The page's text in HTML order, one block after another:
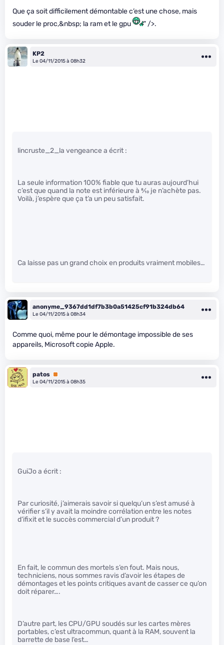
Que ça soit difficilement démontable c’est une chose, mais
souder le proc,&nbsp; la ram et le gpu
" />.
KP2
Le 04/11/2015 à 08h32
lincruste_2_la vengeance a écrit :
La seule information 100% fiable que tu auras aujourd’hui
c’est que quand la note est inférieure à 8⁄10 je n’achète pas.
Voilà, j’espère que ça t’a un peu satisfait.
Ca laisse pas un grand choix en produits vraiment mobiles…
anonyme_9367dd1df7b3b0a51425cf91b324db64
Le 04/11/2015 à 08h34
Comme quoi, même pour le démontage impossible de ses
appareils, Microsoft copie Apple.
patos Premium
Le 04/11/2015 à 08h35
GuiJo a écrit :
Par curiosité, j’aimerais savoir si quelqu’un s’est amusé à
vérifier s’il y avait la moindre corrélation entre les notes
d’ifixit et le succès commercial d’un produit ?
En fait, le commun des mortels s’en fout. Mais nous,
techniciens, nous sommes ravis d’avoir les étapes de
démontages et les points critiques avant de casser ce qu’on
doit réparer….
D’autre part, les CPU/GPU soudés sur les cartes mères
portables, c’est ultracommun, quant à la RAM, souvent la
barrette de base l’est…